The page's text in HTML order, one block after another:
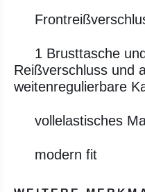
1 Brusttasche
Reißverschluss und
weitenregulierbare
vollelastisches
modern fit